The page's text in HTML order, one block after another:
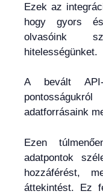
Ezek az
hogy gyors
olvasóink
hitelességünket.
A bevált
adatforrásaink
Ezen
adatpontok
hozzáférést,
áttekintést. Ez